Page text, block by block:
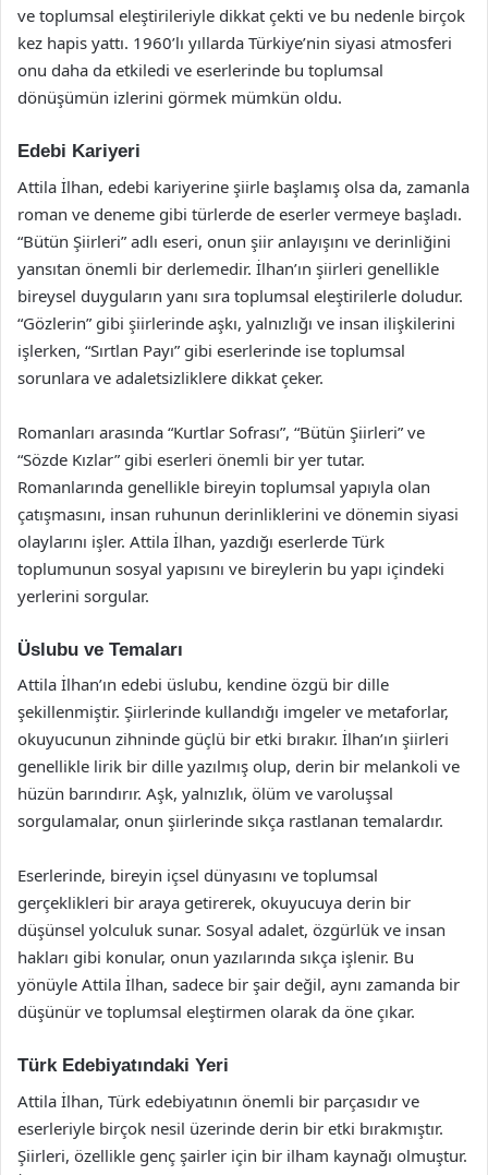
ve toplumsal eleştirileriyle dikkat çekti ve bu nedenle birçok
kez hapis yattı. 1960’lı yıllarda Türkiye’nin siyasi atmosferi
onu daha da etkiledi ve eserlerinde bu toplumsal
dönüşümün izlerini görmek mümkün oldu.
Edebi Kariyeri
Attila İlhan, edebi kariyerine şiirle başlamış olsa da, zamanla
roman ve deneme gibi türlerde de eserler vermeye başladı.
“Bütün Şiirleri” adlı eseri, onun şiir anlayışını ve derinliğini
yansıtan önemli bir derlemedir. İlhan’ın şiirleri genellikle
bireysel duyguların yanı sıra toplumsal eleştirilerle doludur.
“Gözlerin” gibi şiirlerinde aşkı, yalnızlığı ve insan ilişkilerini
işlerken, “Sırtlan Payı” gibi eserlerinde ise toplumsal
sorunlara ve adaletsizliklere dikkat çeker.
Romanları arasında “Kurtlar Sofrası”, “Bütün Şiirleri” ve
“Sözde Kızlar” gibi eserleri önemli bir yer tutar.
Romanlarında genellikle bireyin toplumsal yapıyla olan
çatışmasını, insan ruhunun derinliklerini ve dönemin siyasi
olaylarını işler. Attila İlhan, yazdığı eserlerde Türk
toplumunun sosyal yapısını ve bireylerin bu yapı içindeki
yerlerini sorgular.
Üslubu ve Temaları
Attila İlhan’ın edebi üslubu, kendine özgü bir dille
şekillenmiştir. Şiirlerinde kullandığı imgeler ve metaforlar,
okuyucunun zihninde güçlü bir etki bırakır. İlhan’ın şiirleri
genellikle lirik bir dille yazılmış olup, derin bir melankoli ve
hüzün barındırır. Aşk, yalnızlık, ölüm ve varoluşsal
sorgulamalar, onun şiirlerinde sıkça rastlanan temalardır.
Eserlerinde, bireyin içsel dünyasını ve toplumsal
gerçeklikleri bir araya getirerek, okuyucuya derin bir
düşünsel yolculuk sunar. Sosyal adalet, özgürlük ve insan
hakları gibi konular, onun yazılarında sıkça işlenir. Bu
yönüyle Attila İlhan, sadece bir şair değil, aynı zamanda bir
düşünür ve toplumsal eleştirmen olarak da öne çıkar.
Türk Edebiyatındaki Yeri
Attila İlhan, Türk edebiyatının önemli bir parçasıdır ve
eserleriyle birçok nesil üzerinde derin bir etki bırakmıştır.
Şiirleri, özellikle genç şairler için bir ilham kaynağı olmuştur.